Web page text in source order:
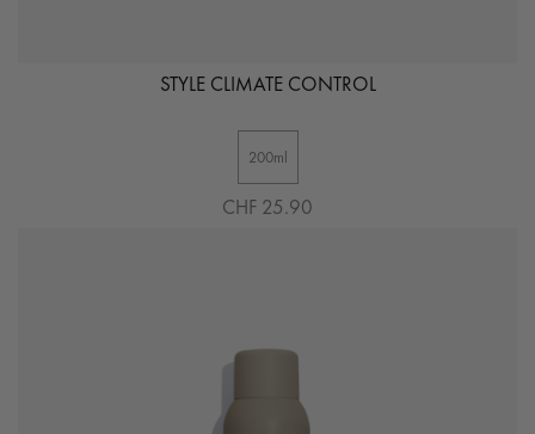
STYLE CLIMATE CONTROL
200ml
CHF 25.90